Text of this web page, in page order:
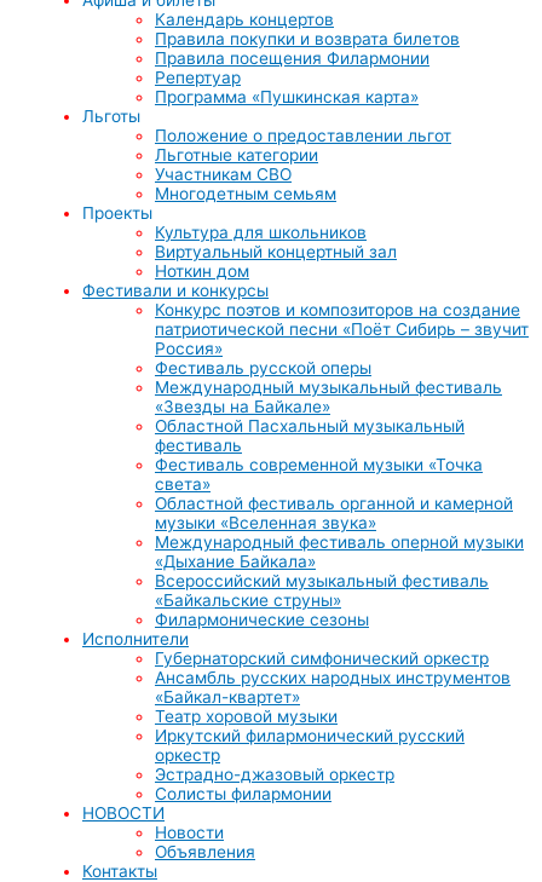
Календарь концертов
Правила покупки и возврата билетов
Правила посещения Филармонии
Репертуар
Программа «Пушкинская карта»
Льготы
Положение о предоставлении льгот
Льготные категории
Участникам СВО
Многодетным семьям
Проекты
Культура для школьников
Виртуальный концертный зал
Ноткин дом
Фестивали и конкурсы
Конкурс поэтов и композиторов на создание
патриотической песни «Поёт Сибирь – звучит
Россия»
Фестиваль русской оперы
Международный музыкальный фестиваль
«Звезды на Байкале»
Областной Пасхальный музыкальный
фестиваль
Фестиваль современной музыки «Точка
света»
Областной фестиваль органной и камерной
музыки «Вселенная звука»
Международный фестиваль оперной музыки
«Дыхание Байкала»
Всероссийский музыкальный фестиваль
«Байкальские струны»
Филармонические сезоны
Исполнители
Губернаторский симфонический оркестр
Ансамбль русских народных инструментов
«Байкал-квартет»
Театр хоровой музыки
Иркутский филармонический русский
оркестр
Эстрадно-джазовый оркестр
Солисты филармонии
НОВОСТИ
Новости
Объявления
Контакты